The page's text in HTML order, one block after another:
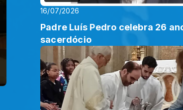
16/07/2026
Padre Luís Pedro celebra 26
sacerdócio